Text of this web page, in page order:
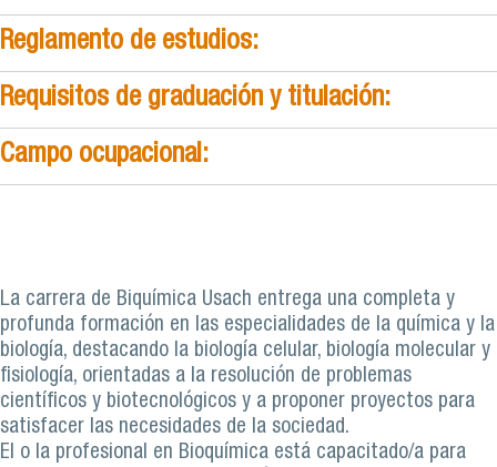
Reglamento de estudios:
Requisitos de graduación y titulación:
Campo ocupacional:
La carrera de Biquímica Usach entrega una completa y
profunda formación en las especialidades de la química y la
biología, destacando la biología celular, biología molecular y
fisiología, orientadas a la resolución de problemas
científicos y biotecnológicos y a proponer proyectos para
satisfacer las necesidades de la sociedad.
El o la profesional en Bioquímica está capacitado/a para